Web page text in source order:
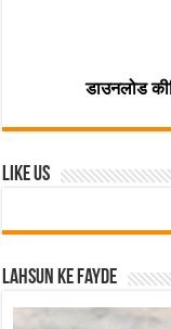
डाउनलोड
Like Us
Lahsun ke fayde